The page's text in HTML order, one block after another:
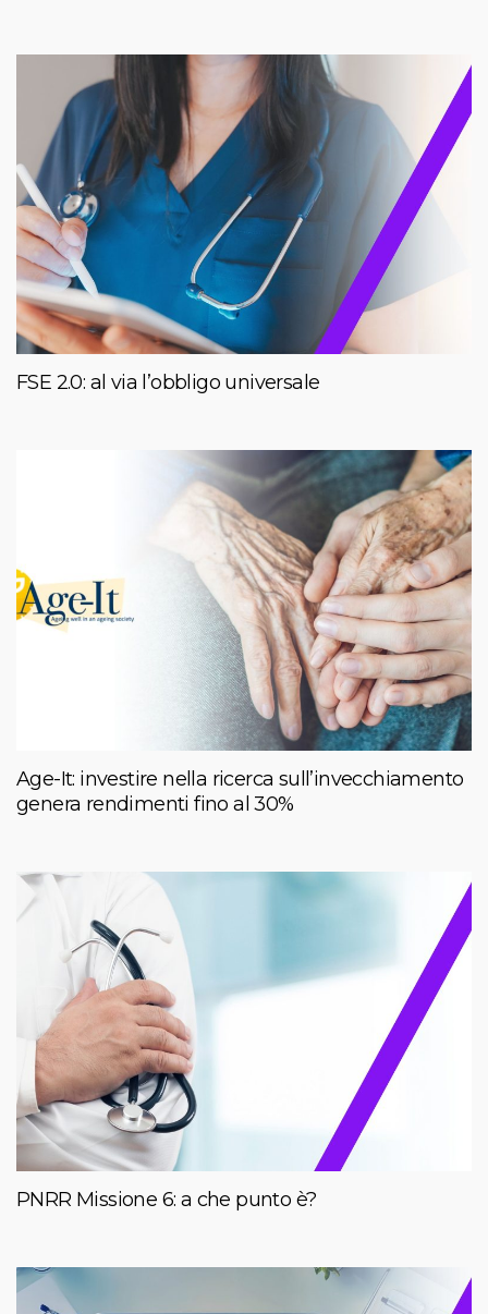
FSE 2.0: al via l’obbligo universale
Age-It: investire nella ricerca sull’invecchiamento
genera rendimenti fino al 30%
PNRR Missione 6: a che punto è?